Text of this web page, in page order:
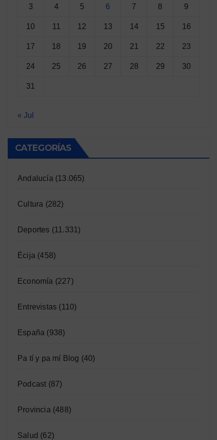
3 4 5 6 7 8 9
10 11 12 13 14 15 16
17 18 19 20 21 22 23
24 25 26 27 28 29 30
31
« Jul
CATEGORÍAS
Andalucía (13.065)
Cultura (282)
Deportes (11.331)
Écija (458)
Economía (227)
Entrevistas (110)
España (938)
Pa tí y pa mí Blog (40)
Podcast (87)
Provincia (488)
Salud (62)